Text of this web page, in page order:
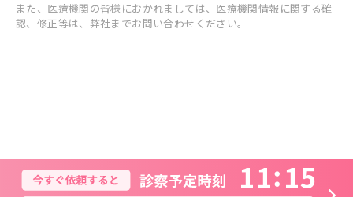
また、医療機関の皆様におかれましては、医療機関情報に関する確
認、修正等は、弊社までお問い合わせください。
11 15